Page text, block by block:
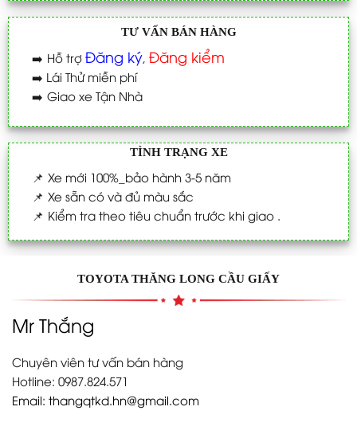
TƯ VẤN BÁN HÀNG
➡️ Hỗ trợ Đăng ký, Đăng kiểm
➡️ Lái Thử miễn phí
➡️ Giao xe Tận Nhà
TÌNH TRẠNG XE
📌 Xe mới 100%_bảo hành 3-5 năm
📌 Xe sẵn có và đủ màu sắc
📌 Kiểm tra theo tiêu chuẩn trước khi giao .
TOYOTA THĂNG LONG CẦU GIẤY
Mr Thắng
Chuyên viên tư vấn bán hàng
Hotline: 0987.824.571
Email: thangqtkd.hn@gmail.com